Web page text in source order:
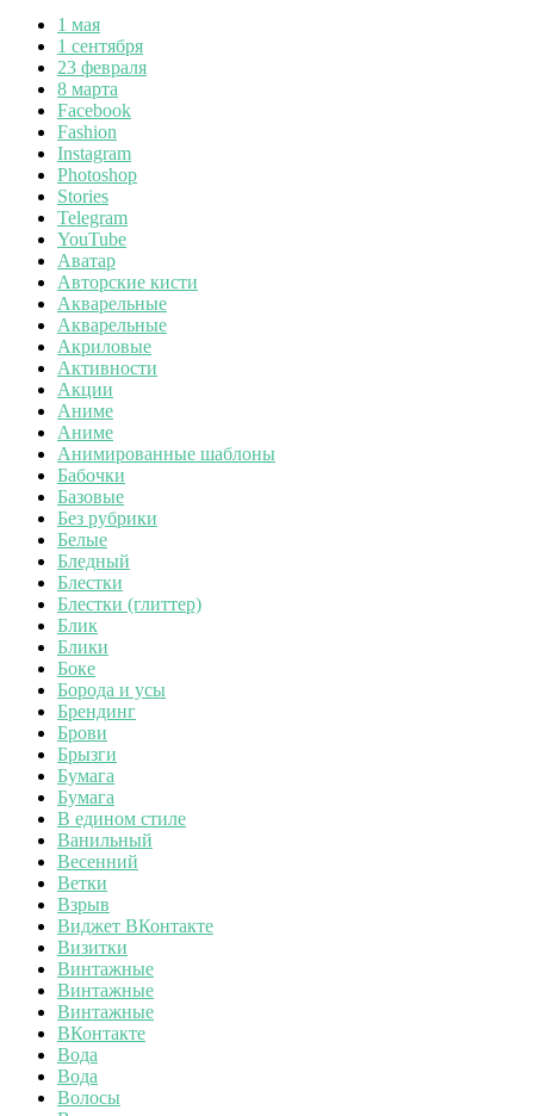
1 мая
1 сентября
23 февраля
8 марта
Facebook
Fashion
Instagram
Photoshop
Stories
Telegram
YouTube
Аватар
Авторские кисти
Акварельные
Акварельные
Акриловые
Активности
Акции
Аниме
Аниме
Анимированные шаблоны
Бабочки
Базовые
Без рубрики
Белые
Бледный
Блестки
Блестки (глиттер)
Блик
Блики
Боке
Борода и усы
Брендинг
Брови
Брызги
Бумага
Бумага
В едином стиле
Ванильный
Весенний
Ветки
Взрыв
Виджет ВКонтакте
Визитки
Винтажные
Винтажные
Винтажные
ВКонтакте
Вода
Вода
Волосы